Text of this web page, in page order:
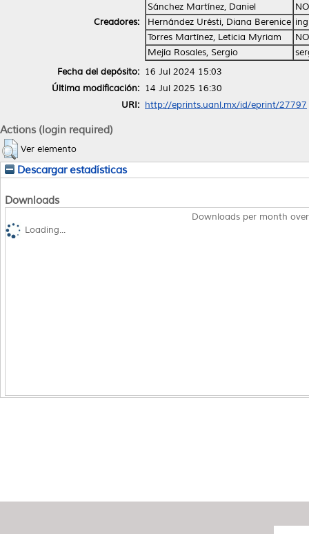
Creadores:
Sánchez Martínez, Daniel
Hernández Urésti, Diana Berenice
Torres Martínez, Leticia Myriam
Mejía Rosales, Sergio
Fecha del depósito: 16 Jul 2024 15:03
Última modificación: 14 Jul 2025 16:30
URI: http://eprints.uanl.mx/id/eprint/27797
Actions (login required)
Ver elemento
Descargar estadísticas
Downloads
Downloads per month
Loading...